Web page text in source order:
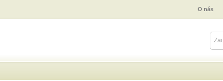
O nás